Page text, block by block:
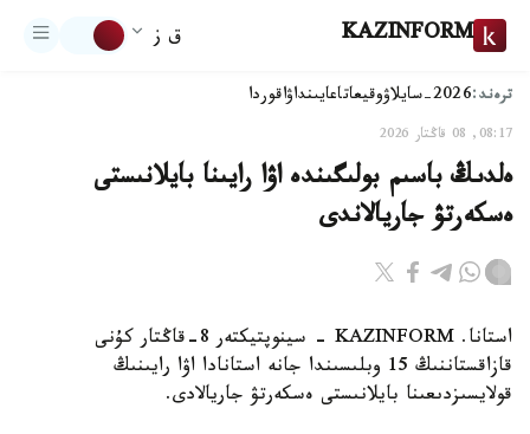
KAZINFORM ق ز
ترەند:2026-سايلاۋ وقيعاتاعايىنداۋاقوردا
08:17, 08 قاڭتار 2026
ەلدىڭ باسىم بولىگىندە اۋا رايىنا بايلانىستى
ەسكەرتۋ جاريالاندى
استانا. KAZINFORM - سينوپتيكتەر 8-قاڭتار كۇنى
قازاقستاننىڭ 15 وبلىسىندا جانە استانادا اۋا رايىنىڭ
قولايسىزدىعىنا بايلانىستى ەسكەرتۋ جاريالادى.